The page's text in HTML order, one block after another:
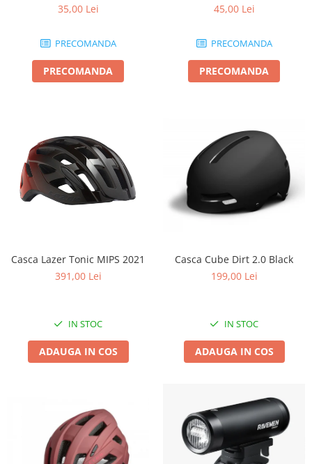
35,00 Lei
PRECOMANDA
PRECOMANDA
45,00 Lei
PRECOMANDA
PRECOMANDA
Casca Lazer Tonic MIPS 2021
391,00 Lei
IN STOC
ADAUGA IN COS
Casca Cube Dirt 2.0 Black
199,00 Lei
IN STOC
ADAUGA IN COS